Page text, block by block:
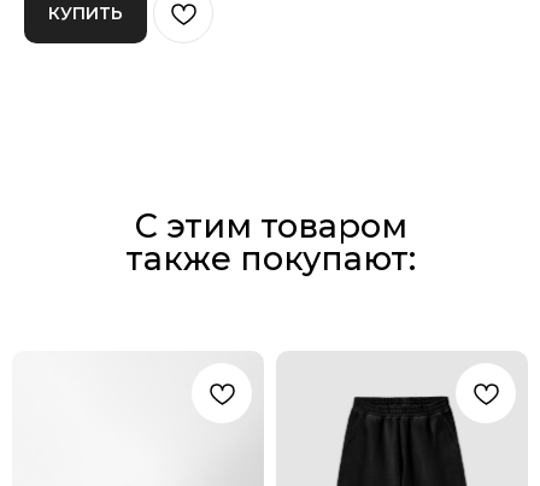
КУПИТЬ
С этим товаром
также покупают: